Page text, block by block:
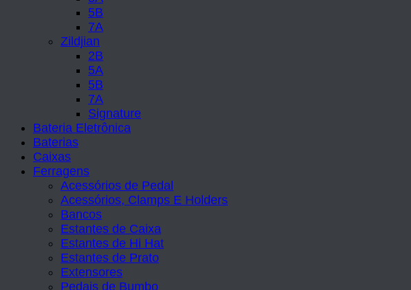
5B
7A
Zildjian
2B
5A
5B
7A
Signature
Bateria Eletrônica
Baterias
Caixas
Ferragens
Acessórios de Pedal
Acessórios, Clamps E Holders
Bancos
Estantes de Caixa
Estantes de Hi Hat
Estantes de Prato
Extensores
Pedais de Bumbo